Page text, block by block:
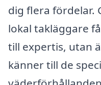
dig flera fördelar.
lokal takläggare
till expertis, utan
känner till de